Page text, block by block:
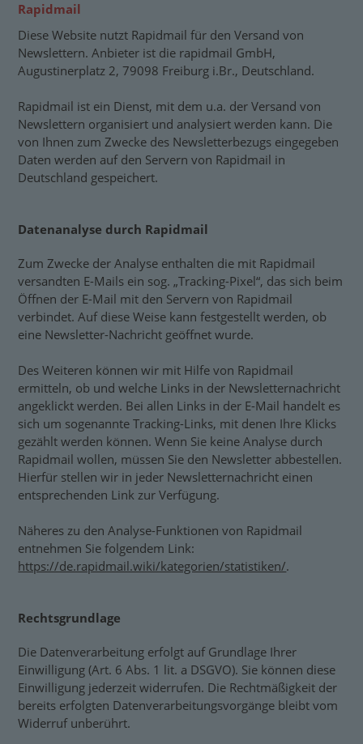
Rapidmail
Diese Website nutzt Rapidmail für den Versand von
Newslettern. Anbieter ist die rapidmail GmbH,
Augustinerplatz 2, 79098 Freiburg i.Br., Deutschland.
Rapidmail ist ein Dienst, mit dem u.a. der Versand von
Newslettern organisiert und analysiert werden kann. Die
von Ihnen zum Zwecke des Newsletterbezugs eingegeben
Daten werden auf den Servern von Rapidmail in
Deutschland gespeichert.
Datenanalyse durch Rapidmail
Zum Zwecke der Analyse enthalten die mit Rapidmail
versandten E-Mails ein sog. „Tracking-Pixel“, das sich beim
Öffnen der E-Mail mit den Servern von Rapidmail
verbindet. Auf diese Weise kann festgestellt werden, ob
eine Newsletter-Nachricht geöffnet wurde.
Des Weiteren können wir mit Hilfe von Rapidmail
ermitteln, ob und welche Links in der Newsletternachricht
angeklickt werden. Bei allen Links in der E-Mail handelt es
sich um sogenannte Tracking-Links, mit denen Ihre Klicks
gezählt werden können. Wenn Sie keine Analyse durch
Rapidmail wollen, müssen Sie den Newsletter abbestellen.
Hierfür stellen wir in jeder Newsletternachricht einen
entsprechenden Link zur Verfügung.
Näheres zu den Analyse-Funktionen von Rapidmail
entnehmen Sie folgendem Link:
https://de.rapidmail.wiki/kategorien/statistiken/.
Rechtsgrundlage
Die Datenverarbeitung erfolgt auf Grundlage Ihrer
Einwilligung (Art. 6 Abs. 1 lit. a DSGVO). Sie können diese
Einwilligung jederzeit widerrufen. Die Rechtmäßigkeit der
bereits erfolgten Datenverarbeitungsvorgänge bleibt vom
Widerruf unberührt.